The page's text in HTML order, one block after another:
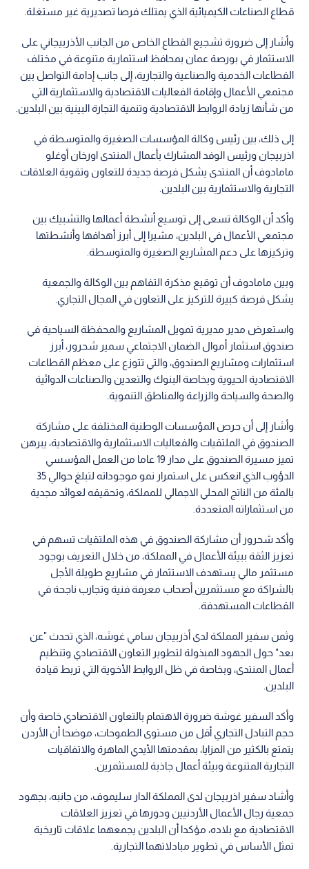
قطاع الصناعات الكيميائية الذي يمتلك فرصا تصديرية غير مستغلة.
وأشار إلى ضرورة تشجيع القطاع الخاص من الجانب الأذربيجاني على
الاستثمار في بورصة عمان بمحافظ استثمارية متنوعة في مختلف
القطاعات الخدمية والصناعية والتجارية، إلى جانب إدامة التواصل بين
مجتمعي الأعمال وإقامة الفعاليات الاقتصادية والاستثمارية التي
من شأنها زيادة الروابط الاقتصادية وتنمية التجارة البينية بين البلدين.
إلى ذلك، بين رئيس وكالة المؤسسات الصغيرة والمتوسطة في
اذربيجان ورئيس الوفد المشارك بأعمال المنتدى اورخان أوغلو
مامادوف أن المنتدى يشكل فرصة جديدة للتعاون وتقوية العلاقات
التجارية والاستثمارية بين البلدين.
وأكد أن الوكالة تسعى إلى توسيع أنشطة أعمالها والتشبيك بين
مجتمعي الأعمال في البلدين، مشيرا إلى أبرز أهدافها وأنشطتها
وتركيزها على دعم المشاريع الصغيرة والمتوسطة.
وبين مامادوف أن توقيع مذكرة التفاهم بين الوكالة والجمعية
يشكل فرصة كبيرة للتركيز على التعاون في المجال التجاري.
واستعرض مدير مديرية تمويل المشاريع والمحفظة السياحية في
صندوق استثمار أموال الضمان الاجتماعي سمير شحرور، أبرز
استثمارات ومشاريع الصندوق، والتي تتوزع على معظم القطاعات
الاقتصادية الحيوية وبخاصة البنوك والتعدين والصناعات الدوائية
والصحة والسياحة والزراعة والمناطق التنموية.
وأشار إلى أن حرص المؤسسات الوطنية المختلفة على مشاركة
الصندوق في الملتقيات والفعاليات الاستثمارية والاقتصادية، يبرهن
تميز مسيرة الصندوق على مدار 19 عاما من العمل المؤسسي
الدؤوب الذي انعكس على استمرار نمو موجوداته لتبلغ حوالي 35
بالمئة من الناتج المحلي الاجمالي للمملكة، وتحقيقه لعوائد مجدية
من استثماراته المتعددة.
وأكد شحرور أن مشاركة الصندوق في هذه الملتقيات تسهم في
تعزيز الثقة ببيئة الأعمال في المملكة، من خلال التعريف بوجود
مستثمر مالي يستهدف الاستثمار في مشاريع طويلة الأجل
بالشراكة مع مستثمرين أصحاب معرفة فنية وتجارب ناجحة في
القطاعات المستهدفة.
وثمن سفير المملكة لدى أذربيجان سامي غوشه، الذي تحدث "عن
بعد" حول الجهود المبذولة لتطوير التعاون الاقتصادي وتنظيم
أعمال المنتدى، وبخاصة في ظل الروابط الأخوية التي تربط قيادة
البلدين.
وأكد السفير غوشة ضرورة الاهتمام بالتعاون الاقتصادي خاصة وأن
حجم التبادل التجاري أقل من مستوى الطموحات، موضحا أن الأردن
يتمتع بالكثير من المزايا، بمقدمتها الأيدي الماهرة والاتفاقيات
التجارية المتنوعة وبيئة أعمال جاذبة للمستثمرين.
وأشاد سفير اذربيجان لدى المملكة الدار سليموف، من جانبه، بجهود
جمعية رجال الأعمال الأردنيين ودورها في تعزيز العلاقات
الاقتصادية مع بلاده، مؤكدا أن البلدين يجمعهما علاقات تاريخية
تمثل الأساس في تطوير مبادلاتهما التجارية.